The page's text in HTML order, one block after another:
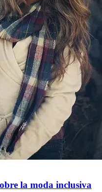
la moda inclusiva